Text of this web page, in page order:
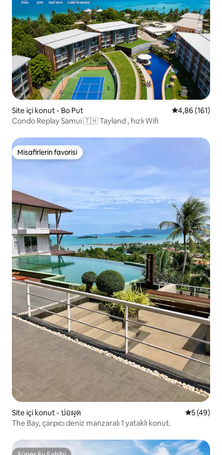
Site içi konut - Bo Put 5 üzerinden
4,86 (161)
Condo Rеplay Samui 🇹🇭 Tayland , hızlı Wifi
Misafirlerin favorisi
Misafirlerin favorisi
Site içi konut - บ่อผุด 55 (49)
The Bay, çarpıcı deniz manzaralı 1 yataklı konut.